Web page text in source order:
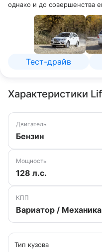
однако и до совершенства
Тест-драйв
Характеристики
Двигатель
Бензин
Мощность
128 л.с.
КПП
Вариатор /
Тип кузова